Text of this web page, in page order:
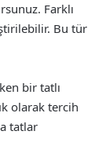
Farklı
Bu tür
bir tatlı
olarak tercih
tatlar